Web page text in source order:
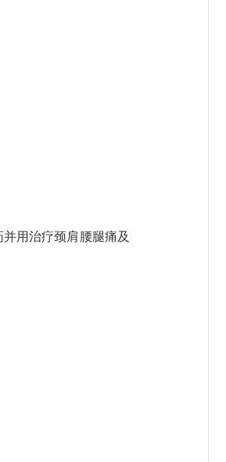
用治疗颈肩腰腿痛及